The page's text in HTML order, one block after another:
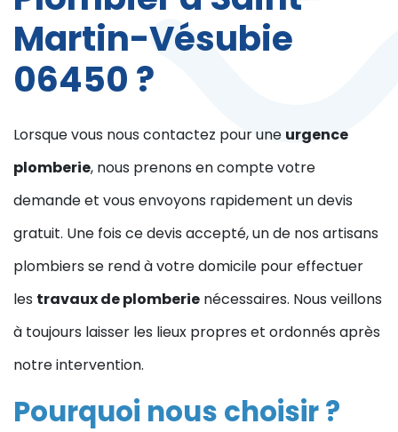
Martin-Vésubie
06450 ?
Lorsque vous nous contactez pour une urgence
plomberie, nous prenons en compte votre
demande et vous envoyons rapidement un devis
gratuit. Une fois ce devis accepté, un de nos artisans
plombiers se rend à votre domicile pour effectuer
les travaux de plomberie nécessaires. Nous veillons
à toujours laisser les lieux propres et ordonnés après
notre intervention.
Pourquoi nous choisir ?